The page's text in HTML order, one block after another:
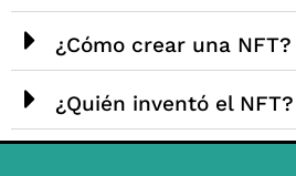
¿Cómo crear una NFT?
¿Quién inventó el NFT?